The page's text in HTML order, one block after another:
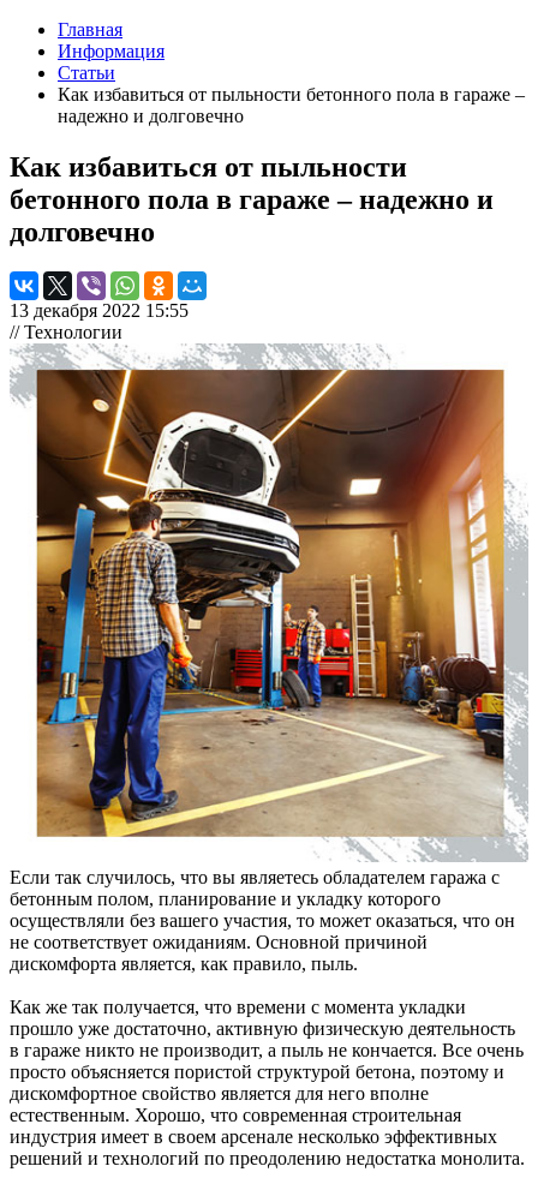
Главная
Информация
Статьи
Как избавиться от пыльности бетонного пола в гараже –
надежно и долговечно
Как избавиться от пыльности
бетонного пола в гараже – надежно и
долговечно
13 декабря 2022 15:55
// Технологии
Если так случилось, что вы являетесь обладателем гаража с
бетонным полом, планирование и укладку которого
осуществляли без вашего участия, то может оказаться, что он
не соответствует ожиданиям. Основной причиной
дискомфорта является, как правило, пыль.
Как же так получается, что времени с момента укладки
прошло уже достаточно, активную физическую деятельность
в гараже никто не производит, а пыль не кончается. Все очень
просто объясняется пористой структурой бетона, поэтому и
дискомфортное свойство является для него вполне
естественным. Хорошо, что современная строительная
индустрия имеет в своем арсенале несколько эффективных
решений и технологий по преодолению недостатка монолита.